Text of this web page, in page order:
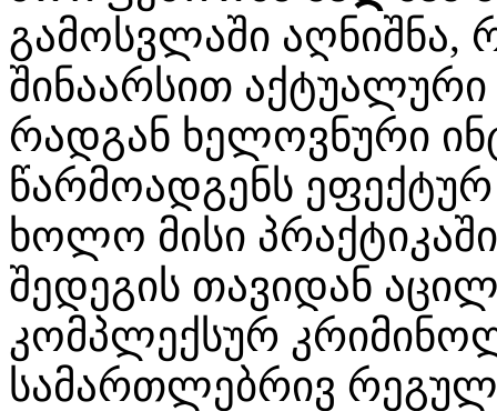
გამოსვლაში აღნიშნა,
შინაარსით
რადგან ხელოვნური
წარმოადგენს
ხოლო მისი
შედეგის თავიდან
კომპლექსურ
სამართლებრივ